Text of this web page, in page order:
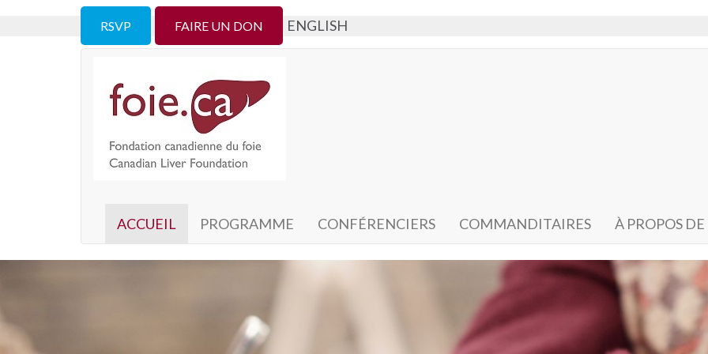
RSVP FAIRE UN DON ENGLISH
ACCUEIL PROGRAMME CONFÉRENCIERS COMMANDITAIRES À PROPOS